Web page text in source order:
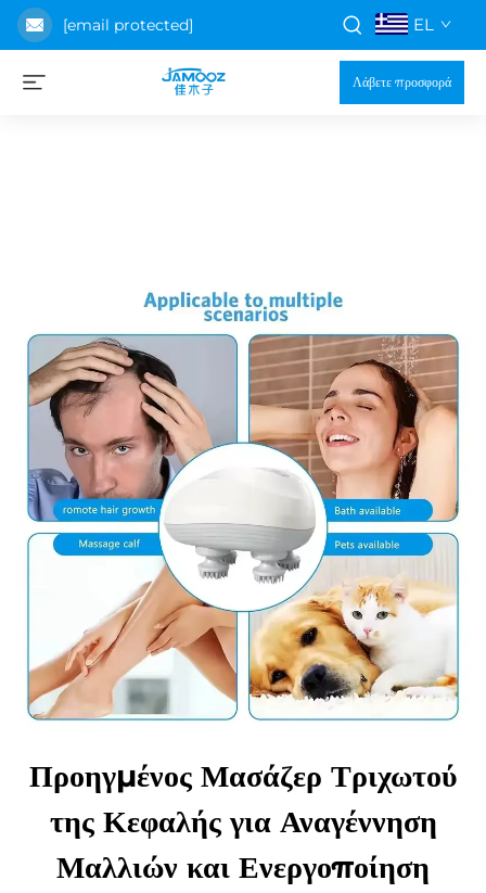
[email protected] EL
Λάβετε προσφορά
Προηγμένος Μασάζερ Τριχωτού
της Κεφαλής για Αναγέννηση
Μαλλιών και Ενεργοποίηση